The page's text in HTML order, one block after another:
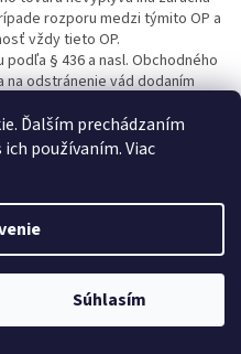
Ďalším prechádzaním
používaním. Viac
Súhlasím
rozporu medzi týmito OP a
vždy tieto OP.
§ 436 a nasl. Obchodného
na odstránenie vád dodaním
od objednávky)
tovar vrátane originál faktúry.
dodania elektronického
ku ktorým došlo mechanickým
výrobku v nevhodných
prašné, vlhké prostredie, v
do výrobku inou ako
alebo ktoré boli
napájacím napätím.
vady elektronického obsahu; v